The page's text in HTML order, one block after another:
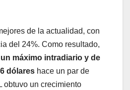
de la actualidad, con
del 24%. Como resultado,
máximo intradiario y de
dólares hace un par de
obtuvo un crecimiento